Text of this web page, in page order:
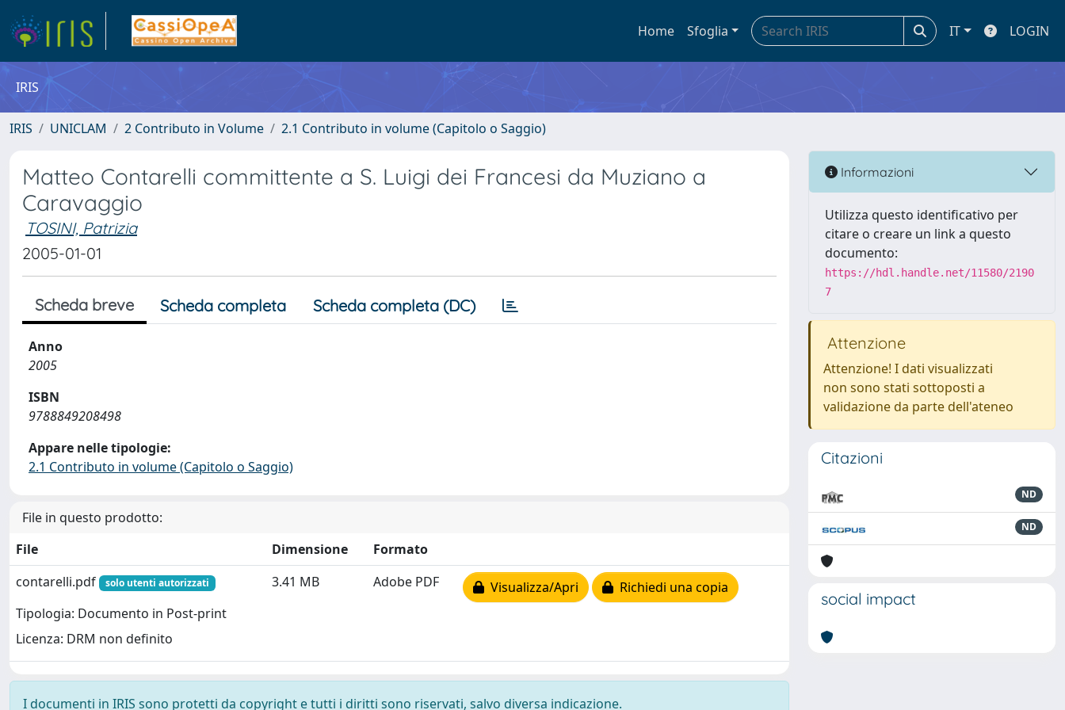
Home Sfoglia IT LOGIN
IRIS
IRIS UNICLAM 2 Contributo in Volume 2.1 Contributo in volume (Capitolo o Saggio)
Matteo Contarelli committente a S. Luigi dei Francesi da Muziano a
Caravaggio
TOSINI, Patrizia
2005-01-01
Scheda breve Scheda completa Scheda completa (DC)
Anno
2005
ISBN
9788849208498
Appare nelle tipologie:
2.1 Contributo in volume (Capitolo o Saggio)
File in questo prodotto:
File
Dimensione
Formato
contarelli.pdf
solo utenti autorizzati
Tipologia: Documento in Post-print
Licenza: DRM non definito
3.41 MB Adobe PDF Visualizza/Apri Richiedi una copia
I documenti in IRIS sono protetti da copyright e tutti i diritti sono riservati, salvo diversa indicazione.
Informazioni
Utilizza questo identificativo per
citare o creare un link a questo
documento:
https://hdl.handle.net/11580/2190
7
Attenzione
Attenzione! I dati visualizzati
non sono stati sottoposti a
validazione da parte dell'ateneo
Citazioni
ND
ND
social impact